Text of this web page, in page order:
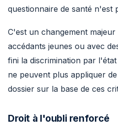
questionnaire de santé n'est
C'est un changement
accédants jeunes ou avec
fini la discrimination par
ne peuvent plus appliquer
dossier sur la base de ces
Droit à l'oubli renforcé